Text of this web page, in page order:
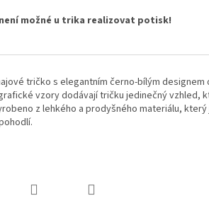
možné u trika realizovat potisk!
tričko s elegantním černo-bílým designem
vzory dodávají tričku jedinečný vzhled,
z lehkého a prodyšného materiálu, který